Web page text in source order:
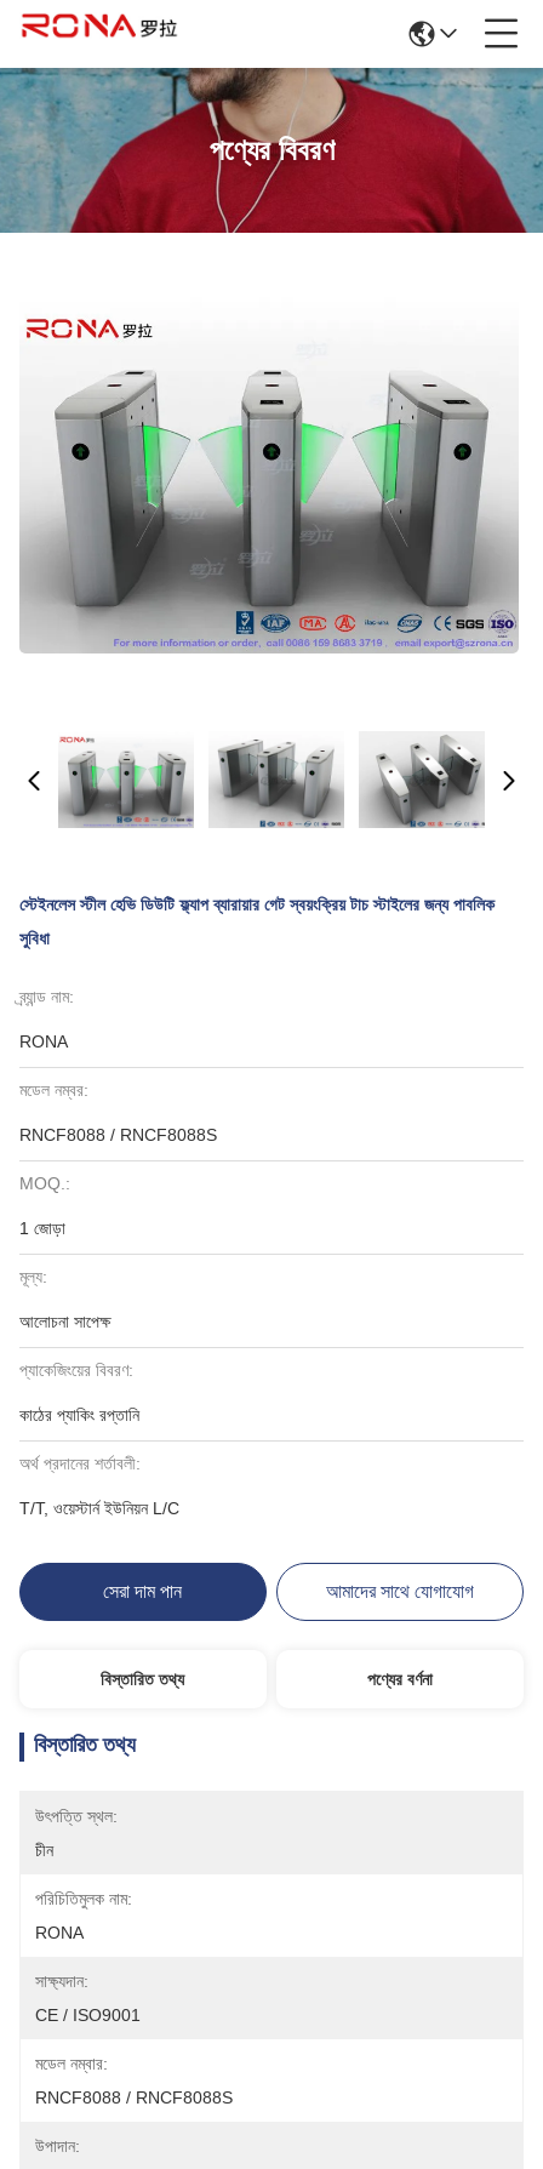
পণ্যের বিবরণ
স্টেইনলেস স্টীল হেভি ডিউটি ​​ফ্ল্যাপ ব্যারায়ার গেট স্বয়ংক্রিয় টাচ স্টাইলের জন্য পাবলিক
সুবিধা
ব্র্যান্ড নাম:
RONA
মডেল নম্বর:
RNCF8088 / RNCF8088S
MOQ.:
1 জোড়া
মূল্য:
আলোচনা সাপেক্ষ
প্যাকেজিংয়ের বিবরণ:
কাঠের প্যাকিং রপ্তানি
অর্থ প্রদানের শর্তাবলী:
T/T, ওয়েস্টার্ন ইউনিয়ন L/C
সেরা দাম পান আমাদের সাথে যোগাযোগ
বিস্তারিত তথ্য পণ্যের বর্ণনা
বিস্তারিত তথ্য
উৎপত্তি স্থল:
চীন
পরিচিতিমুলক নাম:
RONA
সাক্ষ্যদান:
CE / ISO9001
মডেল নম্বার:
RNCF8088 / RNCF8088S
উপাদান: